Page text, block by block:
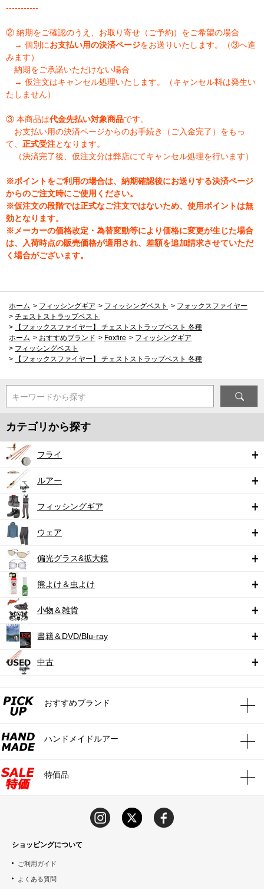
-----------
② 納期をご確認のうえ、お取り寄せ（ご予約）をご希望の場合
→ 個別にお支払い用の決済ページをお送りいたします。（③へ進
みます）
納期をご承諾いただけない場合
→ 仮注文はキャンセル処理いたします。（キャンセル料は発生い
たしません）
③ 本商品は代金先払い対象商品です。
お支払い用の決済ページからのお手続き（ご入金完了）をもっ
て、 正式受注となります。
（決済完了後、仮注文分は弊店にてキャンセル処理を行います）
※ポイントをご利用の場合は、納期確認後にお送りする決済ページ
からのご注文時にご使用ください。
※仮注文の段階では正式なご注文ではないため、使用ポイントは無
効となります。
※メーカーの価格改定・為替変動等により価格に変更が生じた場合
は、入荷時点の販売価格が適用され、差額を追加請求させていただ
く場合がございます。
ホーム > フィッシングギア > フィッシングベスト > フォックスファイヤー
> チェストストラップベスト
>
【フォックスファイヤー】 チェストストラップベスト 各種
ホーム > おすすめブランド > Foxfire > フィッシングギア
> フィッシングベスト
>
【フォックスファイヤー】 チェストストラップベスト 各種
キーワードから探す
カテゴリから探す
フライ
ルアー
フィッシングギア
ウェア
偏光グラス&拡大鏡
熊よけ＆虫よけ
小物＆雑貨
書籍＆DVD/Blu-ray
中古
おすすめブランド
ハンドメイドルアー
特価品
ショッピングについて
ご利用ガイド
よくある質問